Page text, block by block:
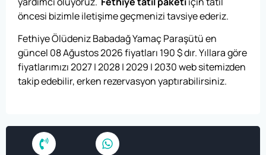
öncesi bizimle iletişime geçmenizi tavsiye ederiz.
Fethiye Ölüdeniz Babadağ Yamaç Paraşütü en
güncel 08 Ağustos 2026 fiyatları 190$dır. Yıllara göre
fiyatlarımızı 2027 | 2028 | 2029 | 2030 web sitemizden
takip edebilir, erken rezervasyon yaptırabilirsiniz.